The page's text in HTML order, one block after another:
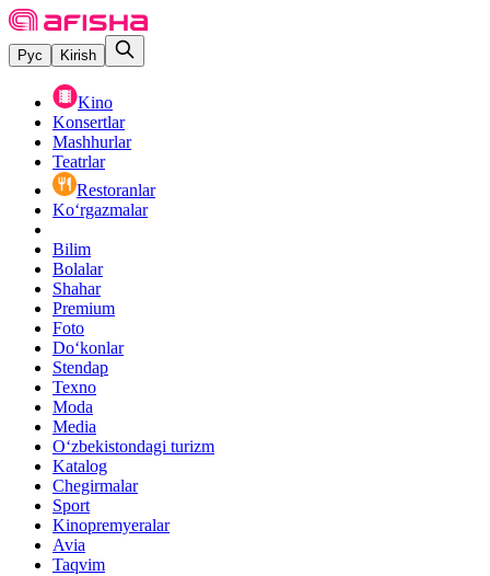
Рус Kirish
Kino
Konsertlar
Mashhurlar
Teatrlar
Restoranlar
Ko‘rgazmalar
Bilim
Bolalar
Shahar
Premium
Foto
Do‘konlar
Stendap
Texno
Moda
Media
O‘zbekistondagi turizm
Katalog
Chegirmalar
Sport
Kinopremyeralar
Avia
Taqvim